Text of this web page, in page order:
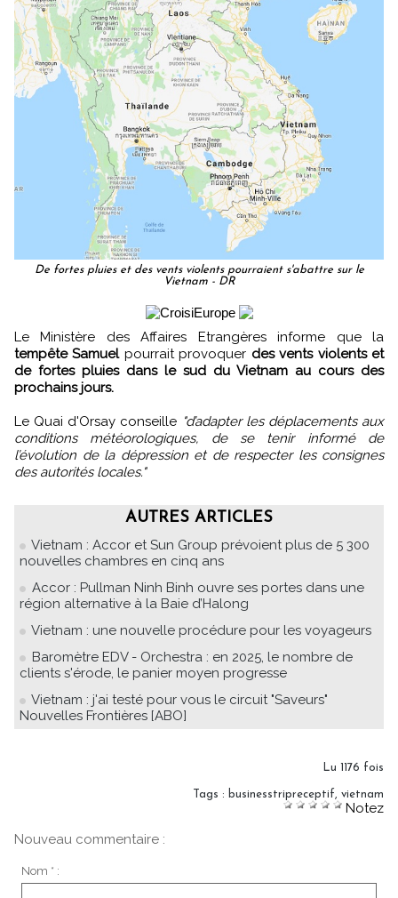
De fortes pluies et des vents violents pourraient s'abattre sur le
Vietnam - DR
Le Ministère des Affaires Etrangères informe que la
tempête Samuelpourrait provoquer des vents violents et
de fortes pluies dans le sud du Vietnam au cours des
prochains jours.
Le Quai d'Orsay conseille "d’adapter les déplacements aux
conditions météorologiques, de se tenir informé de
l’évolution de la dépression et de respecter les consignes
des autorités locales."
AUTRES ARTICLES
Vietnam : Accor et Sun Group prévoient plus de 5 300
nouvelles chambres en cinq ans
Accor : Pullman Ninh Binh ouvre ses portes dans une
région alternative à la Baie d’Halong
Vietnam : une nouvelle procédure pour les voyageurs
Baromètre EDV - Orchestra : en 2025, le nombre de
clients s'érode, le panier moyen progresse
Vietnam : j'ai testé pour vous le circuit "Saveurs"
Nouvelles Frontières [ABO]
Lu 1176 fois
Tags : businesstripreceptif, vietnam
Notez
Nouveau commentaire :
Nom * :